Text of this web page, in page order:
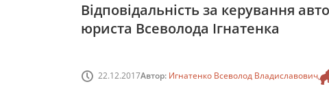
Відповідальність за керування
юриста Всеволода Ігнатенка
22.12.2017Автор: Игнатенко Всеволод Владиславович